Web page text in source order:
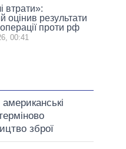
втрати»:
оцінив результати
проти рф
00:41
зброї